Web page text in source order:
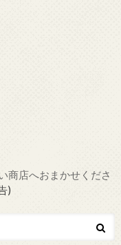
商店へおまかせくださ
)